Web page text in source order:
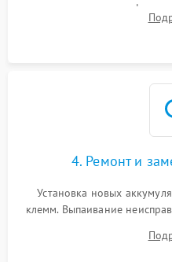
переключения и
конденсаторов и
4. Ремонт и
Установка новых
клемм. Выпаивание
цепи зарядки и
Восстановление